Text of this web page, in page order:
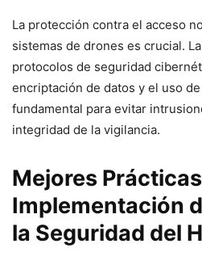
La protección contra el acceso
sistemas de drones es crucial.
protocolos de seguridad
encriptación de datos y el uso
fundamental para evitar
integridad de la vigilancia.
Mejores
Implementación
la Seguridad del